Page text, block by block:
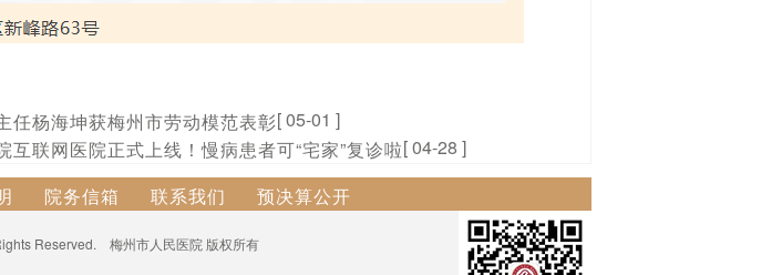
任杨海坤获梅州市劳动模范表彰[ 05-01 ]
互联网医院正式上线！慢病患者可“宅家”复诊啦[ 04-28 ]
院务信箱 联系我们 预决算公开
Reserved. 梅州市人民医院 版权所有